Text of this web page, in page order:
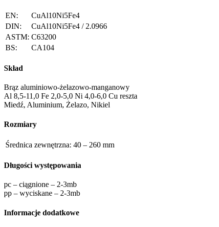
EN:
CuAl10Ni5Fe4
DIN:
CuAl10Ni5Fe4 / 2.0966
ASTM: C63200
BS:
CA104
Skład
Brąz aluminiowo-żelazowo-manganowy
Al 8,5-11,0 Fe 2,0-5,0 Ni 4,0-6,0 Cu reszta
Miedź, Aluminium, Żelazo, Nikiel
Rozmiary
Średnica zewnętrzna: 40 – 260 mm
Długości występowania
pc – ciągnione – 2-3mb
pp – wyciskane – 2-3mb
Informacje dodatkowe